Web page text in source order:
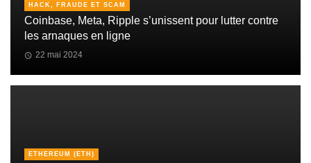
HACK, FRAUDE ET SCAM
Coinbase, Meta, Ripple s’unissent pour lutter contre
les arnaques en ligne
22 mai 2024
ETHEREUM (ETH)